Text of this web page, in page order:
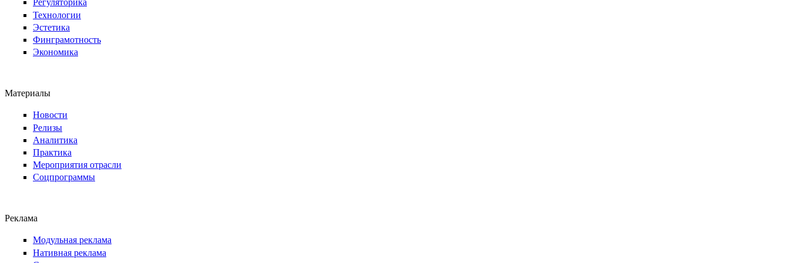
Регуляторика
Технологии
Эстетика
Финграмотность
Экономика
Материалы
Новости
Релизы
Аналитика
Практика
Мероприятия отрасли
Соцпрограммы
Реклама
Модульная реклама
Нативная реклама